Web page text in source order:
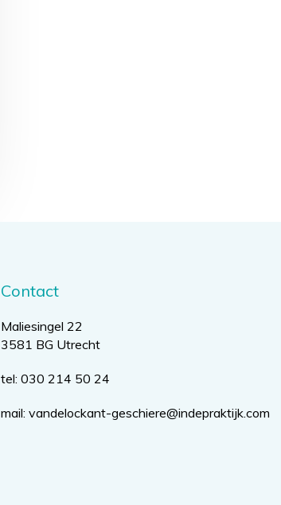
Contact
Maliesingel 22
3581 BG Utrecht
tel: 030 214 50 24
mail: vandelockant-geschiere@indepraktijk.com